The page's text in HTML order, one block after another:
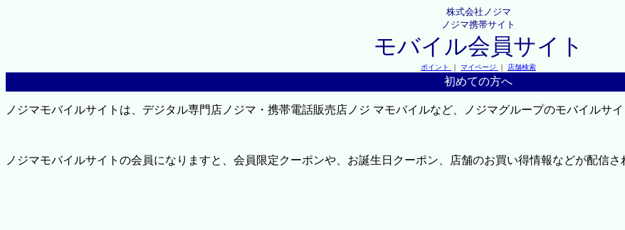
株式会社ノジマ
ノジマ携帯サイト
モバイル会員サイト
ポイント ｜ マイページ ｜ 店舗検索
初めての方へ
ノジマモバイルサイトは、デジタル専門店ノジマ・携帯電話販売店ノジ マモバイルなど、ノジマグループのモバイルサイ
ノジマモバイルサイトの会員になりますと、会員限定クーポンや、お誕生日クーポン、店舗のお買い得情報などが配信さ